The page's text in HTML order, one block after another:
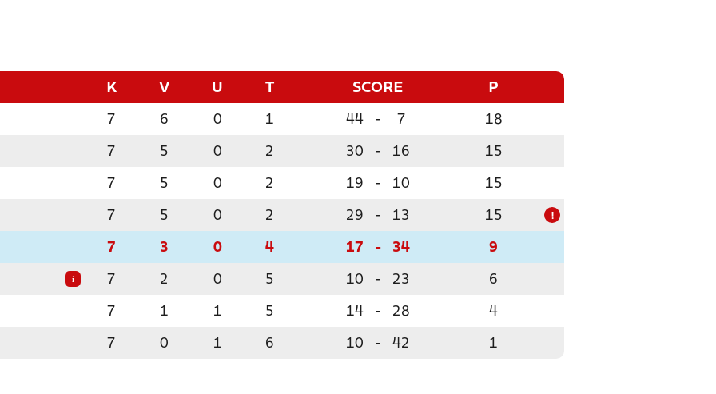
K V U T SCORE P
7 6 0 1 44 - 7 18
7 5 0 2 30 - 16 15
7 5 0 2 19 - 10 15
7 5 0 2 29 - 13 15 !
7 3 0 4 17 - 34 9
i 7 2 0 5 10 - 23 6
7 1 1 5 14 - 28 4
7 0 1 6 10 - 42 1